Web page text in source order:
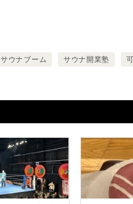
サウナブーム サウナ開業塾